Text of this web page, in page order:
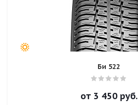
Би 522
от 3 450руб.